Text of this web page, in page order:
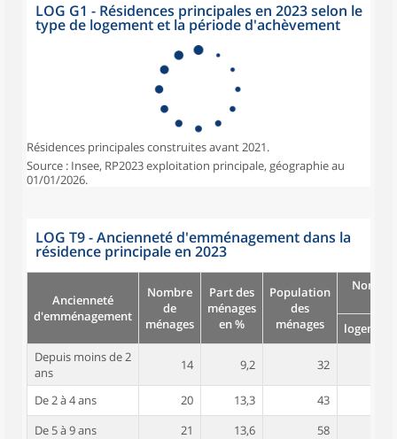
LOG G1 - Résidences principales en 2023 selon le
type de logement et la période d'achèvement
Résidences principales construites avant 2021.
Source : Insee, RP2023 exploitation principale, géographie au
01/01/2026.
LOG T9 - Ancienneté d'emménagement dans la
résidence principale en 2023
Ancienneté
d'emménagement
Nombre
de
ménages
Part des
ménages
en %
Population
des
ménages
logement
Depuis moins de 2
ans
14 9,2 32
De 2 à 4 ans 20 13,3 43
De 5 à 9 ans
21 13,6 58